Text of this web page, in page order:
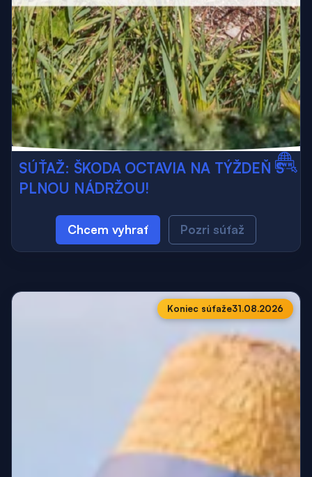
SÚŤAŽ: ŠKODA OCTAVIA NA TÝŽDEŇ S
PLNOU NÁDRŽOU!
Chcem vyhrať Pozri súťaž
Koniec súťaže31.08.2026